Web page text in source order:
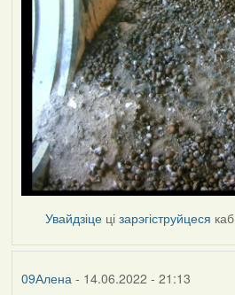
Увайдзіце цізарэгіструйцеся
09Алена- 14.06.2022 - 21:13